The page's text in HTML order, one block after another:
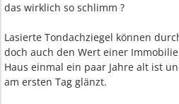
das wirklich so schlimm ?
Lasierte Tondachziegel können
doch auch den Wert einer
Haus einmal ein paar Jahre alt ist
am ersten Tag glänzt.